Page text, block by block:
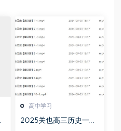
高中学习
2025关也高三历史一轮